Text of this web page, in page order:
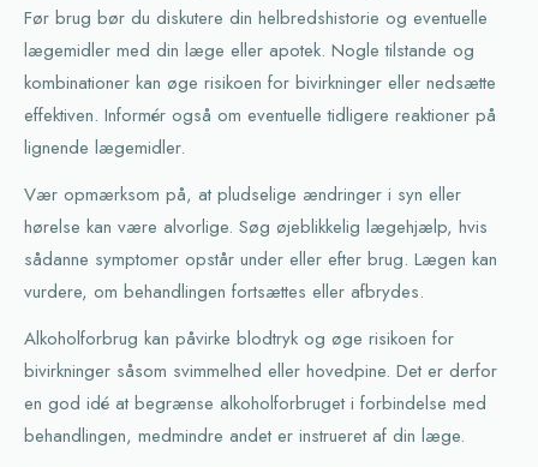
Før brug bør du diskutere din helbredshistorie og eventuelle
lægemidler med din læge eller apotek. Nogle tilstande og
kombinationer kan øge risikoen for bivirkninger eller nedsætte
effektiven. Informér også om eventuelle tidligere reaktioner på
lignende lægemidler.
Vær opmærksom på, at pludselige ændringer i syn eller
hørelse kan være alvorlige. Søg øjeblikkelig lægehjælp, hvis
sådanne symptomer opstår under eller efter brug. Lægen kan
vurdere, om behandlingen fortsættes eller afbrydes.
Alkoholforbrug kan påvirke blodtryk og øge risikoen for
bivirkninger såsom svimmelhed eller hovedpine. Det er derfor
en god idé at begrænse alkoholforbruget i forbindelse med
behandlingen, medmindre andet er instrueret af din læge.